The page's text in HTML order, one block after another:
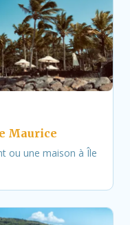
Maurice
ou une maison à Île